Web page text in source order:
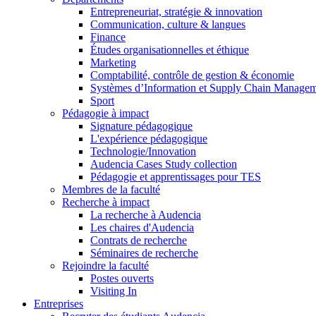
Entrepreneuriat, stratégie & innovation
Communication, culture & langues
Finance
Études organisationnelles et éthique
Marketing
Comptabilité, contrôle de gestion & économie
Systèmes d’Information et Supply Chain
Sport
Pédagogie à impact
Signature pédagogique
L'expérience pédagogique
Technologie/Innovation
Audencia Cases Study collection
Pédagogie et apprentissages pour TES
Membres de la faculté
Recherche à impact
La recherche à Audencia
Les chaires d'Audencia
Contrats de recherche
Séminaires de recherche
Rejoindre la faculté
Postes ouverts
Visiting In
Entreprises